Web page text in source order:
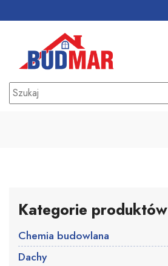
Kategorie produktów
Chemia budowlana
Dachy